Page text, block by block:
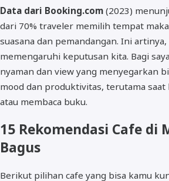
Data dari Booking.com (2023)
dari 70% traveler memilih tempat
suasana dan pemandangan. Ini
memengaruhi keputusan kita. Bagi
nyaman dan view yang menyegarkan
mood dan produktivitas, terutama
atau membaca buku.
15 Rekomendasi Cafe di
Bagus
Berikut pilihan cafe yang bisa kamu